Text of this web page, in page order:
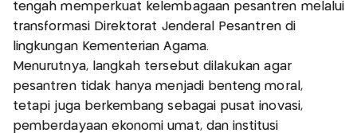
tengah memperkuat kelembagaan pesantren melalui
transformasi Direktorat Jenderal Pesantren di
lingkungan Kementerian Agama.
Menurutnya, langkah tersebut dilakukan agar
pesantren tidak hanya menjadi benteng moral,
tetapi juga berkembang sebagai pusat inovasi,
pemberdayaan ekonomi umat, dan institusi